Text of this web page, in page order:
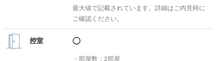
㎡）
・ROOFTOP : 118㎡
最大値で記載されています。詳細はご内見時に
ご確認ください。
控室 ◯
・部屋数：2部屋